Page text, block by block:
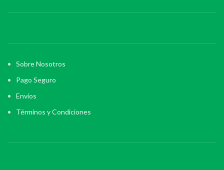
Sobre Nosotros
Pago Seguro
Envios
Términos y Condiciones